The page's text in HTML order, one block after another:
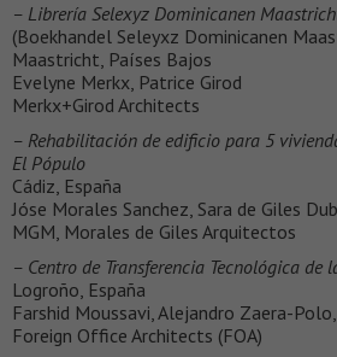
– Librería Selexyz Dominicanen
(Boekhandel Seleyxz Dominicanen
Maastricht, Países Bajos
Evelyne Merkx, Patrice Girod
Merkx+Girod Architects
– Rehabilitación de edificio para 5
El Pópulo
Cádiz, España
Jóse Morales Sanchez, Sara de Giles
MGM, Morales de Giles Arquitectos
– Centro de Transferencia Tecnológica de
Logroño, España
Farshid Moussavi, Alejandro Zaera-Polo,
Foreign Office Architects (FOA)